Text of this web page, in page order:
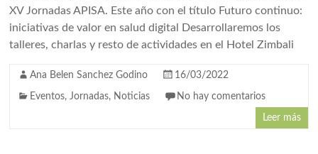
XV Jornadas APISA. Este año con el título Futuro continuo:
iniciativas de valor en salud digital Desarrollaremos los
talleres, charlas y resto de actividades en el Hotel Zimbali
Ana Belen Sanchez Godino 16/03/2022
Eventos,Jornadas, Noticias No hay comentarios
Leer más